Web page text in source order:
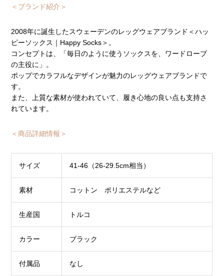
＜ブランド紹介＞
2008年に誕生したスウェーデンのレッグウェアブランド＜ハッ
ピーソックス｜Happy Socks＞。
コンセプトは、「毎日のように使うソックスを、ワードローブ
の主役に」。
ポップでカラフルなデザインが魅力のレッグウェアブランドで
す。
また、上質な素材が使われていて、履き心地の良い点も支持さ
れています。
＜商品詳細情報＞
サイズ 41-46（26-29.5cm相当）
素材 コットン ポリエステルなど
生産国 トルコ
カラー ブラック
付属品 なし